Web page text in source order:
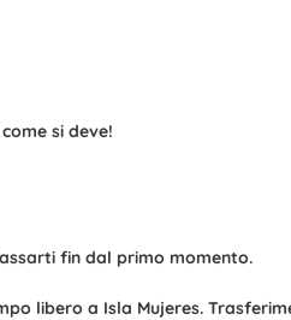
si deve!
fin dal primo momento.
libero a Isla Mujeres.